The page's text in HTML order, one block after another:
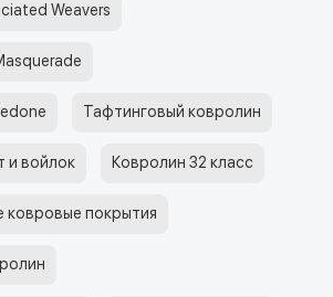
Weavers
Тафтинговый ковролин
и войлок Ковролин 32 класс
ковровые покрытия